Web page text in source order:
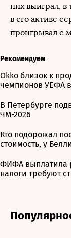
них выиграл,
в его активе
проигрывал с
Рекомендуем
Okko близок к
чемпионов УЕФА
В Петербурге
ЧМ-2026
Кто подорожал
стоимость, у
ФИФА выплатила
налоги требуют